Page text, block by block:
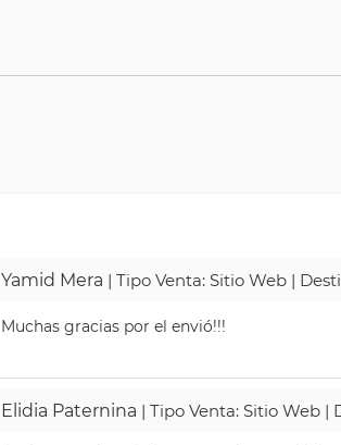
Yamid Mera | Tipo Venta: Sitio Web |
Muchas gracias por el envió!!!
Elidia Paternina | Tipo Venta: Sitio Web |